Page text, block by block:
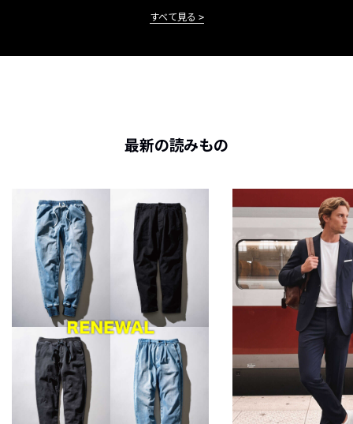
すべて見る
最新の読みもの